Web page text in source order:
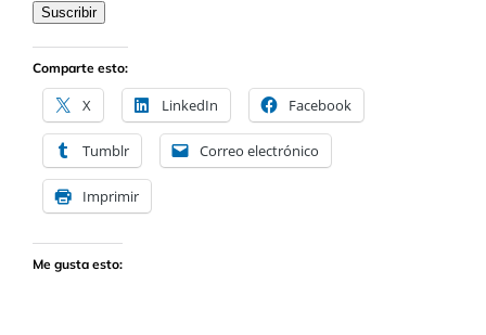
electrónico
Suscribir
Comparte esto:
X LinkedIn Facebook
Tumblr Correo electrónico
Imprimir
Me gusta esto: